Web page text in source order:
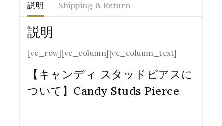
説明 Shipping & Return
説明
[vc_row][vc_column][vc_column_text]
【キャンディ スタッドピアスに
ついて】Candy Studs Pierce